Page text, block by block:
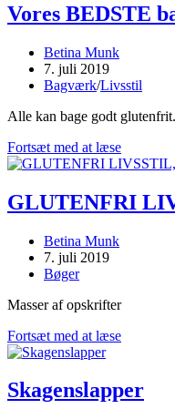
Vores BEDSTE
Post
author:
Betina Munk
Post
published:
7. juli 2019
Post
Bagværk/Livsstil
Alle kan bage godt
Fortsæt med at læseVores
BEDSTE
GLUTENFRI
Post
author:
Betina Munk
Post
published:
7. juli 2019
Post
Bøger
Masser af opskrifter
Fortsæt med at læse
“første
bog”
Skagenslapper